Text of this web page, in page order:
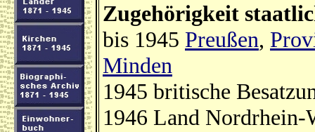
Zugehörigkeit
bis 1945 Preußen,
Minden
1945 britische
1946 Land Nordrhein-